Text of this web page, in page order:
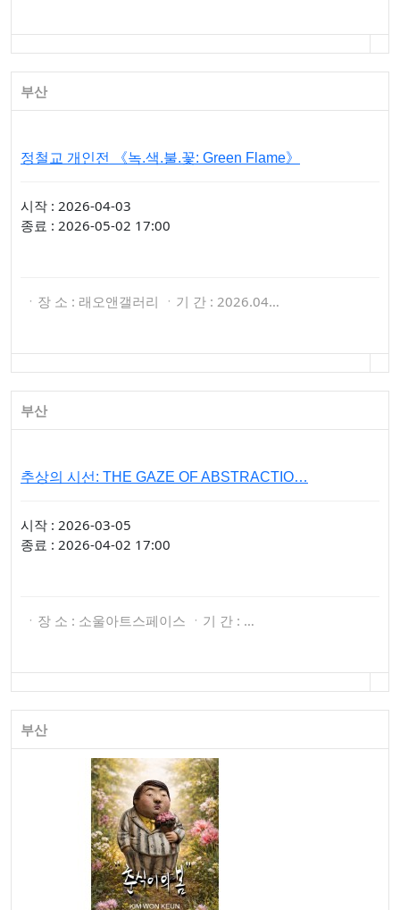
부산
정철교 개인전 《녹.색.불.꽃: Green Flame》
시작 : 2026-04-03
종료 : 2026-05-02 17:00
ㆍ장 소 : 래오앤갤러리 ㆍ기 간 : 2026.04…
부산
추상의 시선: THE GAZE OF ABSTRACTIO…
시작 : 2026-03-05
종료 : 2026-04-02 17:00
ㆍ장 소 : 소울아트스페이스 ㆍ기 간 : …
부산